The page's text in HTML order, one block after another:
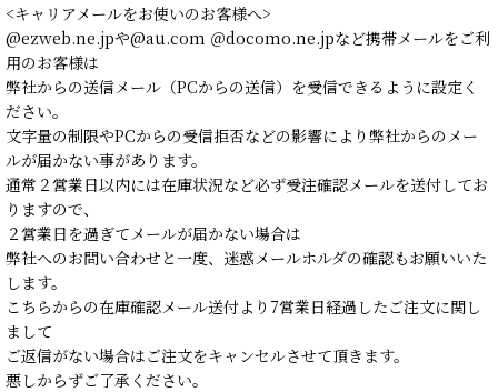
<キャリアメールをお使いのお客様へ>
@ezweb.ne.jpや@au.com ＠docomo.ne.jpなど携帯メールをご利
用のお客様は
弊社からの送信メール（PCからの送信）を受信できるように設定く
ださい。
文字量の制限やPCからの受信拒否などの影響により弊社からのメー
ルが届かない事があります。
通常２営業日以内には在庫状況など必ず受注確認メールを送付してお
りますので、
２営業日を過ぎてメールが届かない場合は
弊社へのお問い合わせと一度、迷惑メールホルダの確認もお願いいた
します。
こちらからの在庫確認メール送付より7営業日経過したご注文に関し
まして
ご返信がない場合はご注文をキャンセルさせて頂きます。
悪しからずご了承ください。